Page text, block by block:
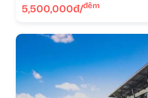
5,500,000đ/đêm